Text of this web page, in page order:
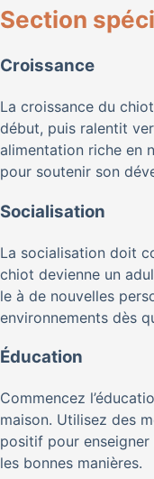
Section
Croissance
La croissance du
début, puis ralentit
alimentation riche en
pour soutenir son
Socialisation
La socialisation doit
chiot devienne un
le à de nouvelles
environnements dès
Éducation
Commencez
maison. Utilisez des
positif pour
les bonnes manières.